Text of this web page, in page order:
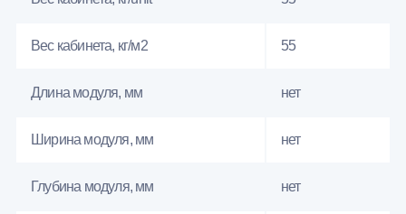
Вес кабинета, кг/м2 55
Длина модуля, мм нет
Ширина модуля, мм нет
Глубина модуля, мм нет